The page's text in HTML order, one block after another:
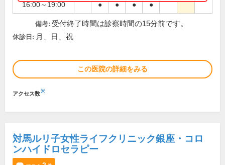
16:00～19:00 ● ● ● ●
備考: 受付終了時間は診察時間の15分前です。
休診日: 月、日、祝
この医院の詳細をみる
アクセス数※
対馬ルリ子女性ライフクリニック銀座・コロ
ンハイドロセラピー